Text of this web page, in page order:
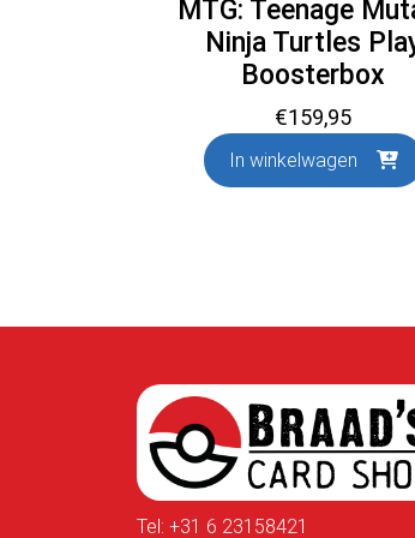
MTG: Teenage
Ninja Turtles
Boosterbox
€159,95
In winkelwagen
Tel: +31 6 23158421